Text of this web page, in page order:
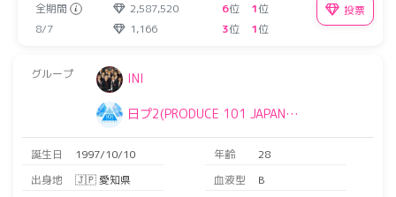
全期間 2,587,520 6位 1位
8/7
1,166 3位 1位
投票
グループ INI
日プ2(PRODUCE 101 JAPAN
SEASON2)
誕生日 1997/10/10 年齢
28
出身地
🇯🇵 愛知県 血液型
B